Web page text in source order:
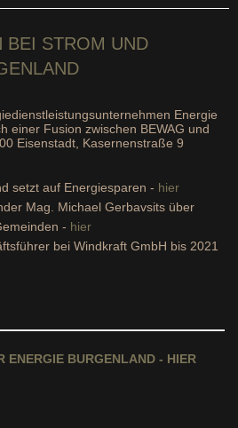
BEI STROM UND
Energie
einer Fusion zwischen BEWAG und
Eisenstadt, Kasernenstraße 9
setzt auf Energiesparen - hier
Mag. Michael Gerbavsits über
- hier
bei Windkraft GmbH bis 2021
ENERGIE BURGENLAND - HIER